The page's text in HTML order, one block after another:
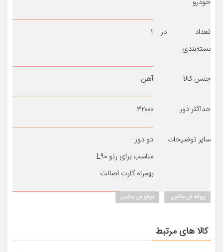
تعداد در
بسته‌بندی
۱
جنس کالا آهن
حداکثر دور ۳۲۰۰۰
سایر توضیحات
دو دور
مناسب برای رنو L۹۰
بهمراه کارت اصالت
پروانه فن ماشین موتور فن ماشین
کالا های مرتبط